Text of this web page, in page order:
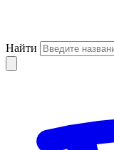
Найти